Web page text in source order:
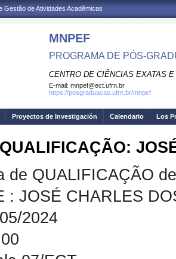
Gestão de Atividades Acadêmicas
MNPEF
PROGRAMA DE PÓS-
CENTRO DE CIÊNCIAS EXATAS
E-mail: mnpef@ect.ufrn.br
https://posgraduacao.ufrn.br/mnpef
Proyectos de Investigación Calendario Los
de QUALIFICAÇÃO
: JOSÉ CHARLES
2024